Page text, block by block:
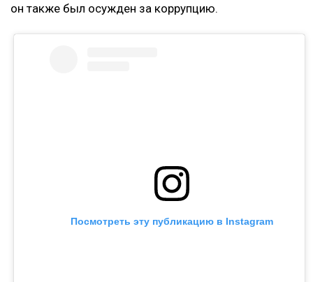
он также был осужден за коррупцию.
Посмотреть эту публикацию в Instagram